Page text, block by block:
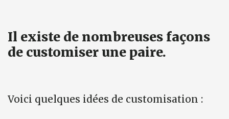
Il existe de nombreuses façons
de customiser une paire.
Voici quelques idées de customisation :